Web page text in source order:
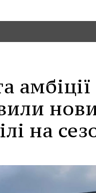
на